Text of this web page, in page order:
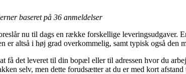
baseret på 36 anmeldelser
nu til dags en række forskellige leveringsudgaver.
er altså i høj grad overkommelig, samt typisk også
få det leveret til din bopæl eller til adressen hvor du
selv, men dette forudsætter at du er med kort afstand